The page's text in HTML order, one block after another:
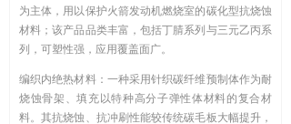
为主体，用以保护火箭发动机燃烧室的碳化型抗烧蚀
材料；该产品品类丰富，包括丁腈系列与三元乙丙系
列，可塑性强，应用覆盖面广。
编织内绝热材料：一种采用针织碳纤维预制体作为耐
烧蚀骨架、填充以特种高分子弹性体材料的复合材
料。其抗烧蚀、抗冲刷性能较传统碳毛板大幅提升，